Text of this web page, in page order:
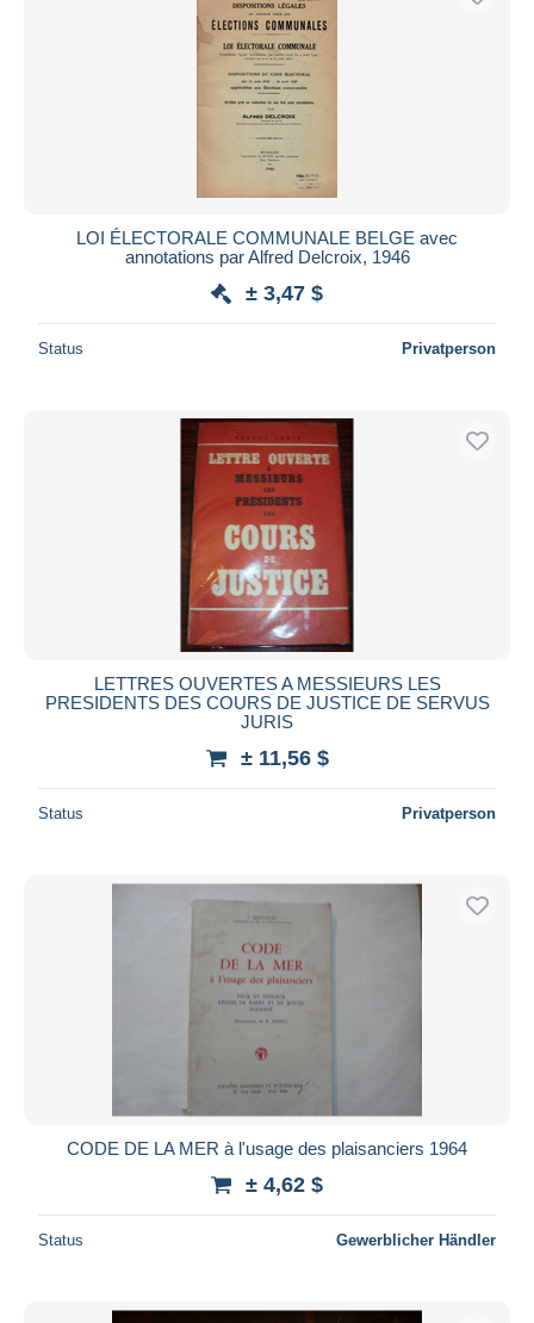
LOI ÉLECTORALE COMMUNALE BELGE avec
annotations par Alfred Delcroix, 1946
± 3,47 $
Status Privatperson
LETTRES OUVERTES A MESSIEURS LES
PRESIDENTS DES COURS DE JUSTICE DE SERVUS
JURIS
± 11,56 $
Status Privatperson
CODE DE LA MER à l'usage des plaisanciers 1964
± 4,62 $
Status Gewerblicher Händler